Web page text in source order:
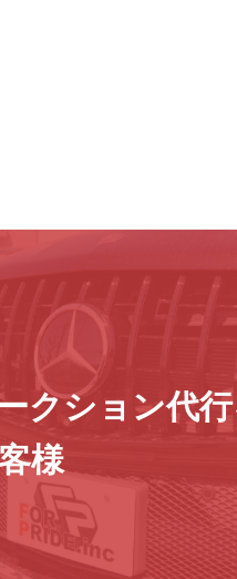
クション代
様